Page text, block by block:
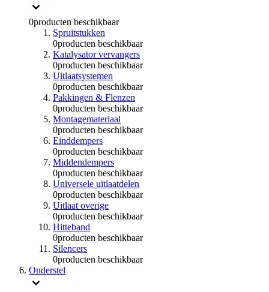
0producten beschikbaar
Spruitstukken
0producten beschikbaar
Katalysator vervangers
0producten beschikbaar
Uitlaatsystemen
0producten beschikbaar
Pakkingen & Flenzen
0producten beschikbaar
Montagemateriaal
0producten beschikbaar
Einddempers
0producten beschikbaar
Middendempers
0producten beschikbaar
Universele uitlaatdelen
0producten beschikbaar
Uitlaat overige
0producten beschikbaar
Hitteband
0producten beschikbaar
Silencers
0producten beschikbaar
Onderstel